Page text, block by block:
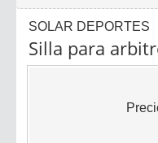
SOLAR DEPORTES
Silla para